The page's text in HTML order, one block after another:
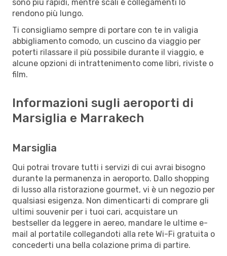
sono più rapidi, mentre scali e collegamenti lo
rendono più lungo.
Ti consigliamo sempre di portare con te in valigia
abbigliamento comodo, un cuscino da viaggio per
poterti rilassare il più possibile durante il viaggio, e
alcune opzioni di intrattenimento come libri, riviste o
film.
Informazioni sugli aeroporti di
Marsiglia e Marrakech
Marsiglia
Qui potrai trovare tutti i servizi di cui avrai bisogno
durante la permanenza in aeroporto. Dallo shopping
di lusso alla ristorazione gourmet, vi è un negozio per
qualsiasi esigenza. Non dimenticarti di comprare gli
ultimi souvenir per i tuoi cari, acquistare un
bestseller da leggere in aereo, mandare le ultime e-
mail al portatile collegandoti alla rete Wi-Fi gratuita o
concederti una bella colazione prima di partire.